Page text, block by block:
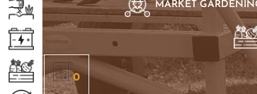
MARKET
0